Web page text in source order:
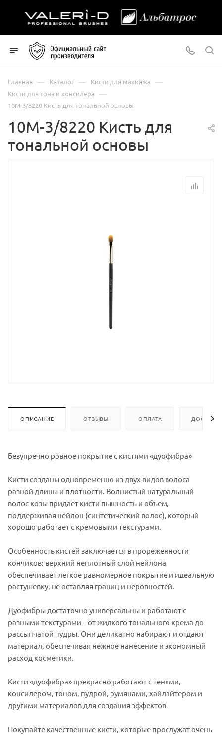
Главная — Каталог — Кисти для макияжа —
Кисти для тона и консилера —
10М-3/8220 Кисть для тональной основы
10М-3/8220 Кисть для
тональной основы
ОПИСАНИЕ ОТЗЫВЫ ОПЛАТА
Безупречно ровное покрытие с кистями «дуофибра»
Кисти созданы одновременно из двух видов волоса
разной длины и плотности. Волнистый натуральный
волос козы придает кисти пышность и объем,
поддерживая нейлон (синтетический волос), который
хорошо работает с кремовыми текстурами.
Особенность кистей заключается в прореженности
кончиков: верхний неплотный слой нейлона
обеспечивает легкое равномерное покрытие и идеальную
растушевку, не оставляя границ и неровностей.
Дуофибры достаточно универсальны и работают с
разными текстурами – от жидкого тонального крема до
рассыпчатой пудры. Они деликатно набирают и отдают
материал, обеспечивая нежное нанесение и экономный
расход косметики.
Кисти «дуофибра» прекрасно работают с тенями,
консилером, тоном, пудрой, румянами, хайлайтером и
другими материалов для создания эффектов.
Покупайте качественные кисти, которые прослужат очень